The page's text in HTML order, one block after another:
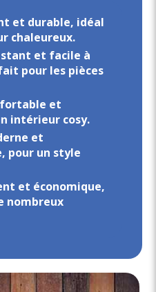
et durable, idéal
chaleureux.
et facile à
pour les pièces
et
intérieur cosy.
et
pour un style
et économique,
nombreux